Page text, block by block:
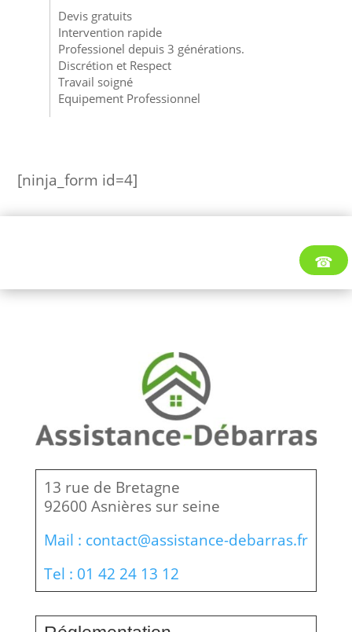
Devis gratuits
Intervention rapide
Professionel depuis 3 générations.
Discrétion et Respect
Travail soigné
Equipement Professionnel
[ninja_form id=4]
☎
13 rue de Bretagne
92600 Asnières sur seine
Mail : contact@assistance-debarras.fr
Tel : 01 42 24 13 12